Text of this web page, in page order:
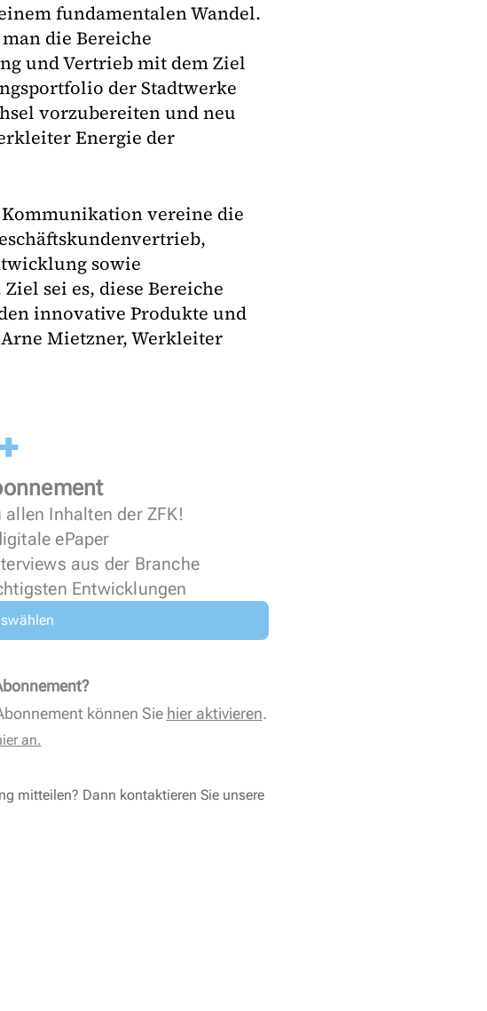
fundamentalen Wandel.
die Bereiche
und Vertrieb mit dem Ziel
der Stadtwerke
vorzubereiten und neu
Energie der
Kommunikation vereine die
sowie
sei es, diese Bereiche
innovative Produkte und
Mietzner, Werkleiter
Inhalten der ZFK!
ePaper
aus der Branche
Entwicklungen
können Sie hier aktivieren.
an.
mitteilen? Dann kontaktieren Sie unsere